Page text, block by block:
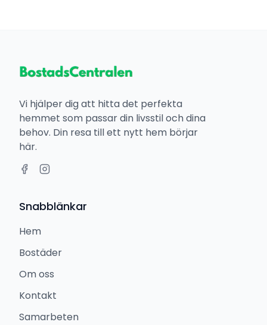
Vi hjälper dig att hitta det perfekta
hemmet som passar din livsstil och dina
behov. Din resa till ett nytt hem börjar
här.
Snabblänkar
Hem
Bostäder
Om oss
Kontakt
Samarbeten